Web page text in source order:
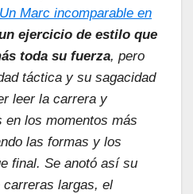
Un Marc incomparable en
ejercicio de estilo que
toda su fuerza, pero
táctica y su sagacidad
leer la carrera y
los momentos más
las formas y los
final. Se anotó así su
largas, el